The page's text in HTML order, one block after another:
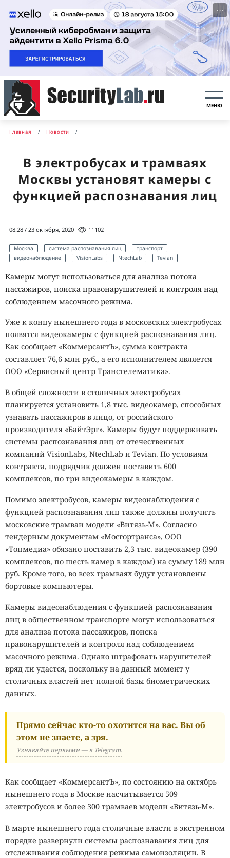
···
МЕНЮ
Главная Новости
В электробусах и трамваях
Москвы установят камеры с
функцией распознавания лиц
08:28 / 23 октября, 2020 11102
Москва система распознавания лиц
транспорт
видеонаблюдение
VisionLabs NtechLab Tevian
Камеры могут использоваться для анализа потока
пассажиров, поиска правонарушителей и контроля над
соблюдением масочного режима.
Уже к концу нынешнего года в московских электробусах
появятся видеокамеры с функцией распознавания лиц.
Как сообщает «КоммерсантЪ», сумма контракта
составляет 76,6 млн руб., а его исполнителем является
ООО «Сервисный центр Транстелематика».
В общей сложности в столичных электробусах
планируется установить 1,8 тыс. видеокамер, способных
узнавать пассажиров в лицо, от российского
производителя «БайтЭрг». Камеры будут поддерживать
системы распознавания лиц от отечественных
компаний VisionLabs, NtechLab и Tevian. По условиям
контракта, подрядчик должен поставить 600
комплексов, по три видеокамеры в каждом.
Помимо электробусов, камеры видеонаблюдения с
функцией распознавания лиц также должны получить
московские трамваи модели «Витязь-М». Согласно
тендерным документам «Мосгортранса», ООО
«Топмедиа» обязано поставить 2,3 тыс. видеокамер (390
комплексов, по шесть камер в каждом) на сумму 189 млн
руб. Кроме того, во всех трамваях будут установлены
бортовые компьютеры.
Камеры видеонаблюдения с функцией распознавания
лиц в общественном транспорте могут использоваться
для анализа потока пассажиров, поиска
правонарушителей и контроля над соблюдением
масочного режима. Однако штрафовать нарушителей
вряд ли удастся, поскольку на данный момент у
столичных властей нет полной базы биометрических
данных.
Прямо сейчас кто-то охотится на вас. Вы об
этом не знаете, а зря.
Узнавайте первыми — в Telegram.
Как сообщает «КоммерсантЪ», по состоянию на октябрь
нынешнего года в Москве насчитывается 509
электробусов и более 300 трамваев модели «Витязь-М».
В марте нынешнего года столичные власти в экстренном
порядке развернули системы распознавания лиц для
отслеживания соблюдения режима самоизоляции. В